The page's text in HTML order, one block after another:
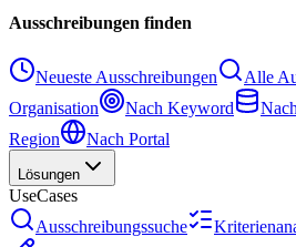
Ausschreibungen finden
Neueste Ausschreibungen Alle
Organisation
Nach Keyword
Region
Nach Portal
Lösungen
UseCases
Ausschreibungssuche